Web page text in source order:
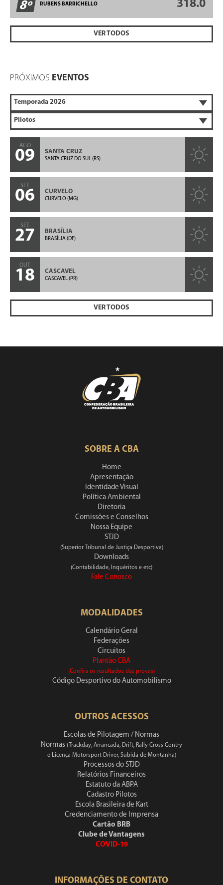
8º RUBENS BARRICHELLO 318.0
VER TODOS
PRÓXIMOS EVENTOS
AGO
09 SANTA CRUZ
SANTA CRUZ DO SUL (RS)
SET
06 CURVELO
CURVELO (MG)
SET
27 BRASÍLIA
BRASÍLIA (DF)
OUT
18 CASCAVEL
CASCAVEL (PR)
VER TODOS
SOBRE A CBA
Home
Apresentação
Identidade Visual
Política Ambiental
Diretoria
Comissões e Conselhos
Nossa Equipe
STJD
(Superior Tribunal de Justiça Desportiva)
Downloads
(Contabilidade, Inquéritos e etc)
Fale Conosco
MODALIDADES
Calendário Geral
Federações
Circuitos
Plantão CBA
(Confira os resultados das provas)
Código Desportivo do Automobilismo
OUTROS ACESSOS
Escolas de Pilotagem / Normas
Normas (Trackday, Arrancada, Drift, Rally Cross Contry
e Licença Motorsport Driver, Subida de Montanha)
Processos do STJD
Relatórios Financeiros
Estatuto da ABPA
Cadastro Pilotos
Escola Brasileira de Kart
Credenciamento de Imprensa
Cartão BRB
Clube de Vantagens
COVID-19
INFORMAÇÕES DE CONTATO